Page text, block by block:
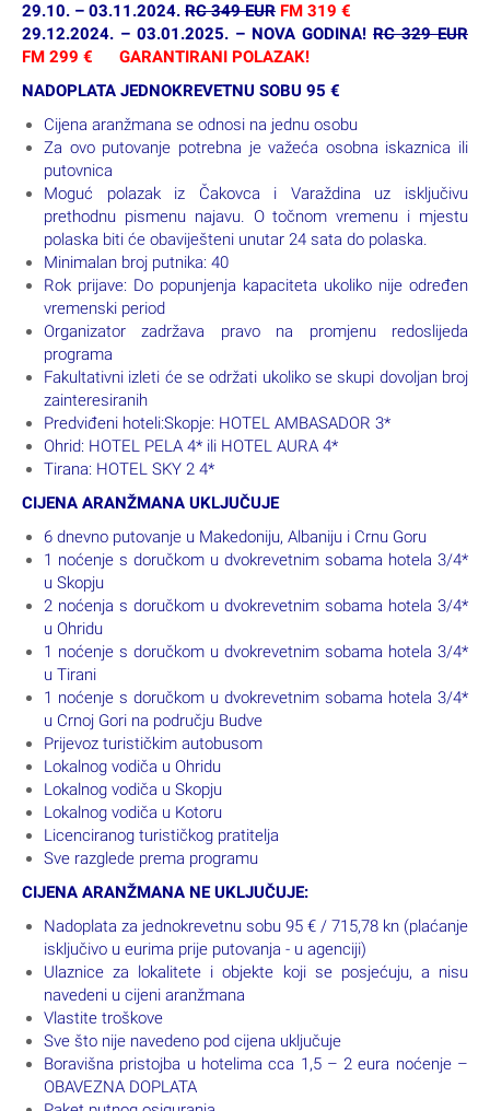
29.10. – 03.11.2024. RC 349 EUR FM 319 €
29.12.2024. – 03.01.2025. – NOVA GODINA! RC 329 EUR
FM 299 € GARANTIRANI POLAZAK!
NADOPLATA JEDNOKREVETNU SOBU 95 €
Cijena aranžmana se odnosi na jednu osobu
Za ovo putovanje potrebna je važeća osobna iskaznica ili
putovnica
Moguć polazak iz Čakovca i Varaždina uz isključivu
prethodnu pismenu najavu. O točnom vremenu i mjestu
polaska biti će obaviješteni unutar 24 sata do polaska.
Minimalan broj putnika: 40
Rok prijave: Do popunjenja kapaciteta ukoliko nije određen
vremenski period
Organizator zadržava pravo na promjenu redoslijeda
programa
Fakultativni izleti će se održati ukoliko se skupi dovoljan broj
zainteresiranih
Predviđeni hoteli:Skopje: HOTEL AMBASADOR 3*
Ohrid: HOTEL PELA 4* ili HOTEL AURA 4*
Tirana: HOTEL SKY 2 4*
CIJENA ARANŽMANA UKLJUČUJE
6 dnevno putovanje u Makedoniju, Albaniju i Crnu Goru
1 noćenje s doručkom u dvokrevetnim sobama hotela 3/4*
u Skopju
2 noćenja s doručkom u dvokrevetnim sobama hotela 3/4*
u Ohridu
1 noćenje s doručkom u dvokrevetnim sobama hotela 3/4*
u Tirani
1 noćenje s doručkom u dvokrevetnim sobama hotela 3/4*
u Crnoj Gori na području Budve
Prijevoz turističkim autobusom
Lokalnog vodiča u Ohridu
Lokalnog vodiča u Skopju
Lokalnog vodiča u Kotoru
Licenciranog turističkog pratitelja
Sve razglede prema programu
CIJENA ARANŽMANA NE UKLJUČUJE:
Nadoplata za jednokrevetnu sobu 95 € / 715,78 kn (plaćanje
isključivo u eurima prije putovanja - u agenciji)
Ulaznice za lokalitete i objekte koji se posjećuju, a nisu
navedeni u cijeni aranžmana
Vlastite troškove
Sve što nije navedeno pod cijena uključuje
Boravišna pristojba u hotelima cca 1,5 – 2 eura noćenje –
OBAVEZNA DOPLATA